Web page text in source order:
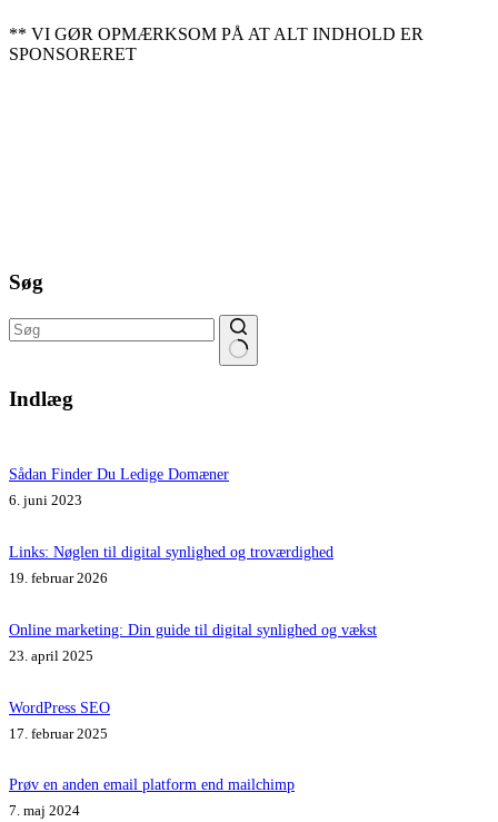
** VI GØR OPMÆRKSOM PÅ AT ALT INDHOLD ER
SPONSORERET
Søg
resultater
Indlæg
Sådan Finder Du Ledige Domæner
6. juni 2023
Links: Nøglen til digital synlighed og troværdighed
19. februar 2026
Online marketing: Din guide til digital synlighed og vækst
23. april 2025
WordPress SEO
17. februar 2025
Prøv en anden email platform end mailchimp
7. maj 2024